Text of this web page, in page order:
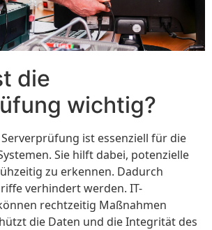
die
wichtig?
ist essenziell für die
Sie hilft dabei, potenzielle
zu erkennen. Dadurch
verhindert werden. IT-
rechtzeitig Maßnahmen
die Daten und die Integrität des